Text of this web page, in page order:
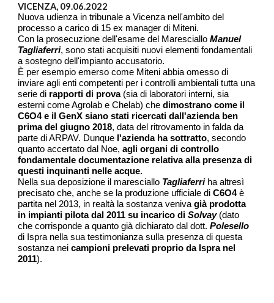
VICENZA, 09.06.2022
Nuova udienza in tribunale a Vicenza nell'ambito del
processo a carico di 15 ex manager di Miteni.
Con la prosecuzione dell'esame del MarescialloManuel
Tagliaferri, sono stati acquisiti nuovi elementi fondamentali
a sostegno dell'impianto accusatorio.
È per esempio emerso come Miteni abbia omesso di
inviare agli enti competenti per i controlli ambientali tutta una
serie di rapporti di prova(sia di laboratori interni, sia
esterni come Agrolab e Chelab) chedimostrano come il
C6O4 e il GenX siano stati ricercati dall'azienda ben
prima del giugno 2018, data del ritrovamento in falda da
parte di ARPAV. Dunque l'azienda ha sottratto, secondo
quanto accertato dal Noe,agli organi di controllo
fondamentale documentazione relativa alla presenza di
questi inquinanti nelle acque.
Nella sua deposizione il maresciallo Tagliaferriha altresì
precisato che, anche se la produzione ufficiale diC6O4è
partita nel 2013, in realtà la sostanza venivagià prodotta
in impianti pilota dal 2011 su incarico diSolvay(dato
che corrisponde a quanto già dichiarato dal dott.Polesello
di Ispra nella sua testimonianza sulla presenza di questa
sostanza neicampioni prelevati proprio da Ispra nel
2011).